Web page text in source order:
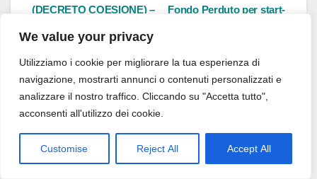
We value your privacy
Utilizziamo i cookie per migliorare la tua esperienza di
navigazione, mostrarti annunci o contenuti personalizzati e
analizzare il nostro traffico. Cliccando su "Accetta tutto",
acconsenti all'utilizzo dei cookie.
Customise Reject All Accept All
Fondo Perduto per start-
#Finsubito – Finsubito –
#Adessonews –
#Adessonews –
(DECRETO COESIONE) –
Retefin – #Finsubito –
Finsubito – #Adessonews
– #Adessonews –